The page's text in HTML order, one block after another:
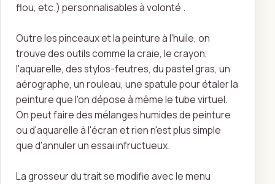
flou, etc.) personnalisables à volonté .
Outre les pinceaux et la peinture à l'huile, on
trouve des outils comme la craie, le crayon,
l'aquarelle, des stylos-feutres, du pastel gras, un
aérographe, un rouleau, une spatule pour étaler la
peinture que l'on dépose à même le tube virtuel.
On peut faire des mélanges humides de peinture
ou d'aquarelle à l'écran et rien n'est plus simple
que d'annuler un essai infructueux.
La grosseur du trait se modifie avec le menu